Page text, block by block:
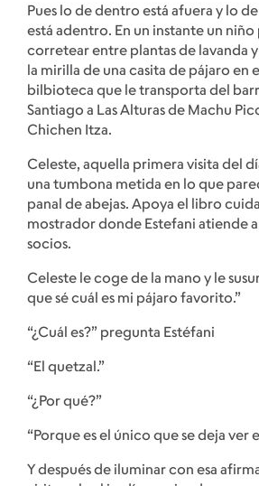
Pues lo de dentro está afuera y lo
está adentro. En un instante un
corretear entre plantas de lavanda
la mirilla de una casita de pájaro en
bilbioteca que le transporta del
Santiago a Las Alturas de Machu
Chichen Itza.
Celeste, aquella primera visita del
una tumbona metida en lo que
panal de abejas. Apoya el libro
mostrador donde Estefani atiende
socios.
Celeste le coge de la mano y le
que sé cuál es mi pájaro favorito.”
“¿Cuál es?” pregunta Estéfani
“El quetzal.”
“¿Por qué?”
“Porque es el único que se deja ver
Y después de iluminar con esa